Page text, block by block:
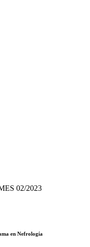
02/2023
en Nefrología